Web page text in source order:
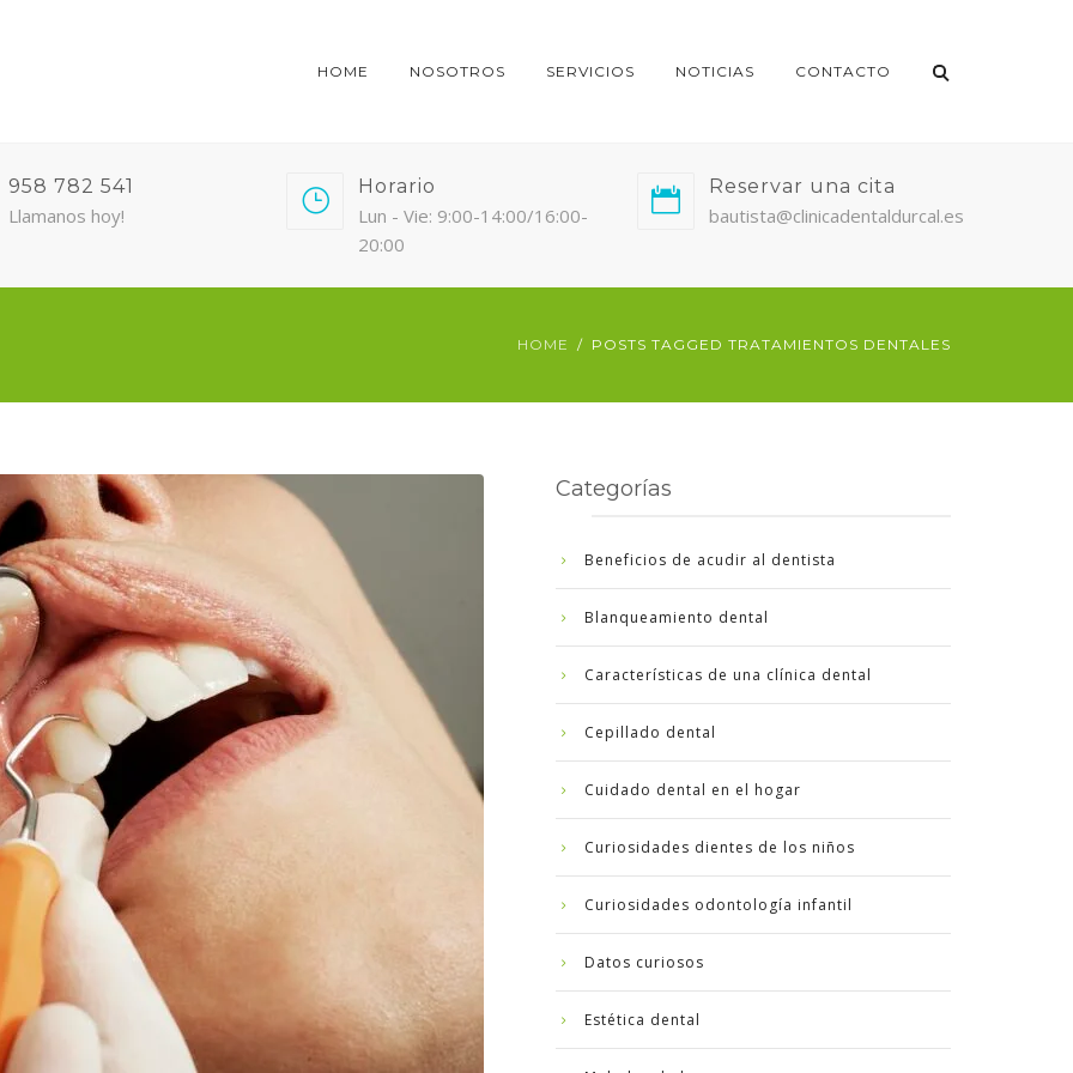
HOME NOSOTROS SERVICIOS NOTICIAS CONTACTO
958 782 541
Llamanos hoy!
Horario
Lun - Vie: 9:00-14:00/16:00-
20:00
Reservar una cita
bautista@clinicadentaldurcal.es
HOME POSTS TAGGED TRATAMIENTOS DENTALES
Categorías
Beneficios de acudir al dentista
Blanqueamiento dental
Características de una clínica dental
Cepillado dental
Cuidado dental en el hogar
Curiosidades dientes de los niños
Curiosidades odontología infantil
Datos curiosos
Estética dental